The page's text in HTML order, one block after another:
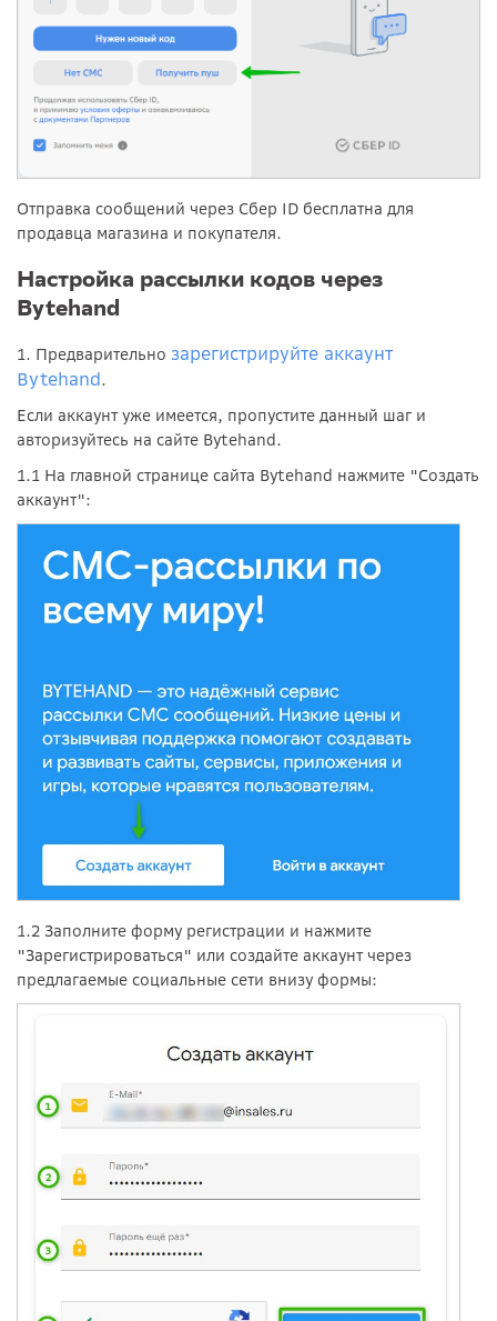
Отправка сообщений через Сбер ID бесплатна для
продавца магазина и покупателя.
Настройка рассылки кодов через
Bytehand
1. Предварительно зарегистрируйте аккаунт
Bytehand.
Если аккаунт уже имеется, пропустите данный шаг и
авторизуйтесь на сайте Bytehand.
1.1 На главной странице сайта Bytehand нажмите "Создать
аккаунт":
1.2 Заполните форму регистрации и нажмите
"Зарегистрироваться" или создайте аккаунт через
предлагаемые социальные сети внизу формы: